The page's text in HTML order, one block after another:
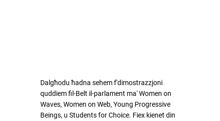
Dalgħodu ħadna sehem f'dimostrazzjoni
quddiem fil-Belt il-parlament ma' Women on
Waves, Women on Web, Young Progressive
Beings, u Students for Choice. Fiex kienet din